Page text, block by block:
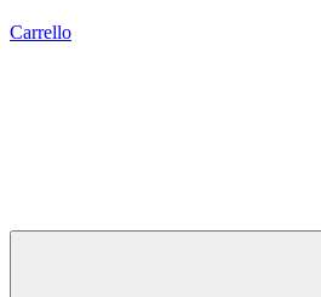
Carrello